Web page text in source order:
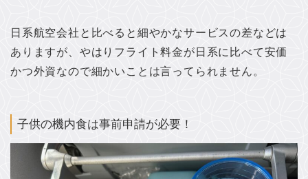
日系航空会社と比べると細やかなサービスの差などは
ありますが、やはりフライト料金が日系に比べて安価
かつ外資なので細かいことは言ってられません。
子供の機内食は事前申請が必要！